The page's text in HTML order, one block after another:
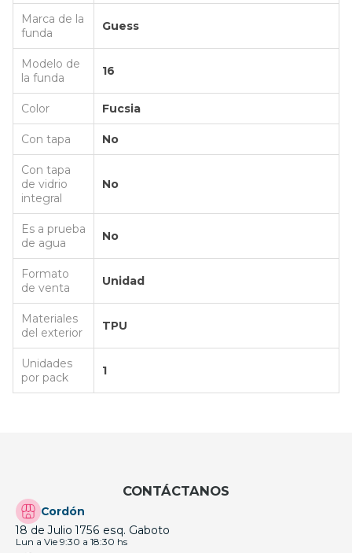
Marca de la
funda
Guess
Modelo de
la funda
16
Color Fucsia
Con tapa No
Con tapa
de vidrio
integral
No
Es a prueba
de agua
No
Formato
de venta
Unidad
Materiales
del exterior
TPU
Unidades
por pack
1
CONTÁCTANOS
Cordón
18 de Julio 1756 esq. Gaboto
Lun a Vie 9:30 a 18:30 hs